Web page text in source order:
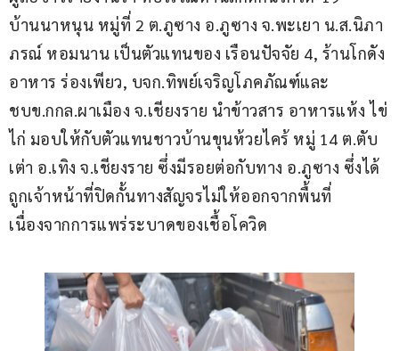
บ้านนาหนุน หมู่ที่ 2 ต.ภูซาง อ.ภูซาง จ.พะเยา น.ส.นิภา
ภรณ์ หอมนาน เป็นตัวแทนของ เรือนปัจจัย 4, ร้านโกดัง
อาหาร ร่องเพียว, บจก.ทิพย์เจริญโภคภัณฑ์และ
ชบข.กกล.ผาเมือง จ.เชียงราย นำข้าวสาร อาหารแห้ง ไข่
ไก่ มอบให้กับตัวแทนชาวบ้านขุนห้วยไคร้ หมู่ 14 ต.ตับ
เต่า อ.เทิง จ.เชียงราย ซึ่งมีรอยต่อกับทาง อ.ภูซาง ซึ่งได้
ถูกเจ้าหน้าที่ปิดกั้นทางสัญจรไม่ให้ออกจากพื้นที่
เนื่องจากการแพร่ระบาดของเชื้อโควิด